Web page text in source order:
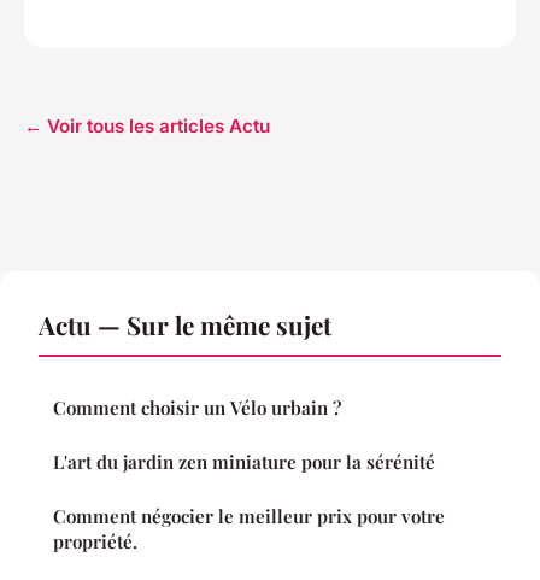
← Voir tous les articles Actu
Actu — Sur le même sujet
Comment choisir un Vélo urbain ?
L'art du jardin zen miniature pour la sérénité
Comment négocier le meilleur prix pour votre
propriété.